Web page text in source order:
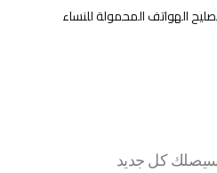
الهواتف المحمولة للنساء